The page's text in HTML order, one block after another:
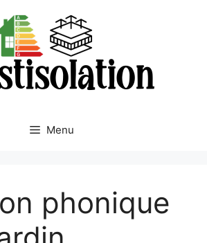
Menu
phonique